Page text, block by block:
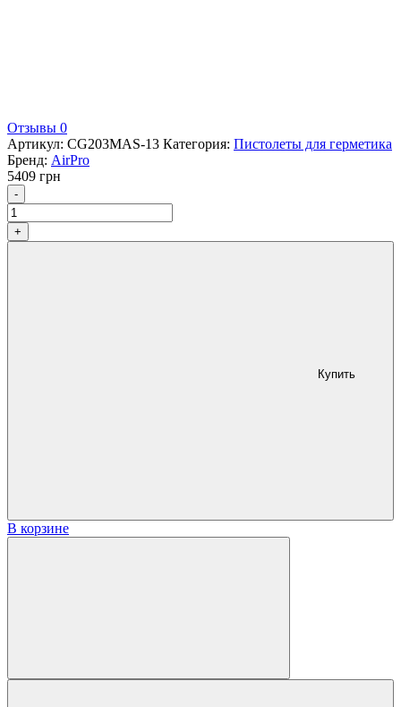
Отзывы 0
Артикул: CG203MAS-13 Категория: Пистолеты для герметика
Бренд: AirPro
5409 грн
- Количество
+
Купить
В корзине